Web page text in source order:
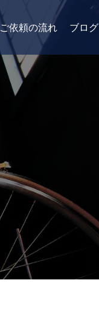
ご依頼の流れ ブログ